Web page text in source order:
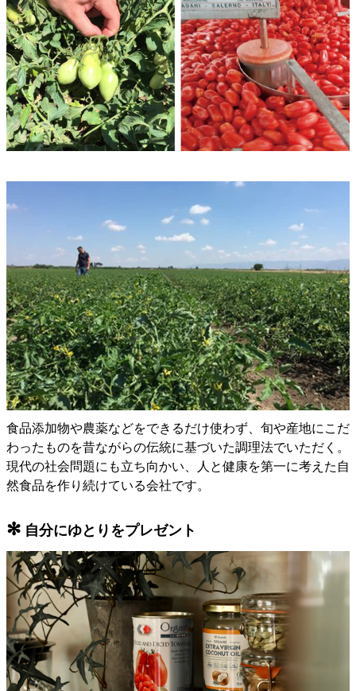
食品添加物や農薬などをできるだけ使わず、旬や産地にこだ
わったものを昔ながらの伝統に基づいた調理法でいただく。
現代の社会問題にも立ち向かい、人と健康を第一に考えた自
然食品を作り続けている会社です。
✻ 自分にゆとりをプレゼント